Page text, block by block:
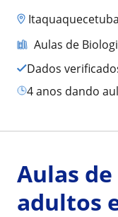
Aulas de
Dados
4 anos dando
Aulas
adultos